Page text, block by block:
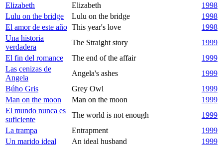
Elizabeth
Elizabeth
1998
Lulu on the bridge
Lulu on the bridge
1998
El amor de este año This year's love
1998
Una historia
verdadera
The Straight story
1999
El fin del romance
The end of the affair
1999
Las cenizas de
Angela
Angela's ashes
1999
Búho Gris
Grey Owl
1999
Man on the moon
Man on the moon
1999
El mundo nunca es
suficiente
The world is not enough
1999
La trampa
Entrapment
1999
Un marido ideal
An ideal husband
1999